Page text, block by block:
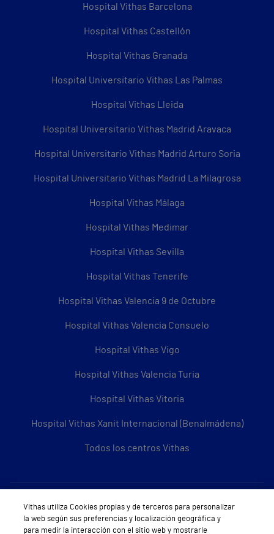
Hospital Vithas Barcelona
Hospital Vithas Castellón
Hospital Vithas Granada
Hospital Universitario Vithas Las Palmas
Hospital Vithas Lleida
Hospital Universitario Vithas Madrid Aravaca
Hospital Universitario Vithas Madrid Arturo Soria
Hospital Universitario Vithas Madrid La Milagrosa
Hospital Vithas Málaga
Hospital Vithas Medimar
Hospital Vithas Sevilla
Hospital Vithas Tenerife
Hospital Vithas Valencia 9 de Octubre
Hospital Vithas Valencia Consuelo
Hospital Vithas Vigo
Hospital Vithas Valencia Turia
Hospital Vithas Vitoria
Hospital Vithas Xanit Internacional (Benalmádena)
Todos los centros Vithas
Sobre Vithas
Quiénes somos
Vithas utiliza Cookies propias y de terceros para personalizar
la web según sus preferencias y localización geográfica y
para medir la interacción con el sitio web y mostrarle